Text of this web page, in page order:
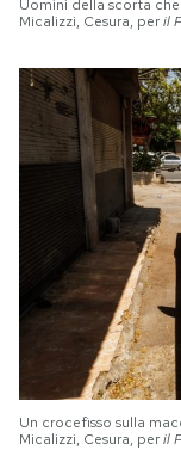
Uomini della scorta
Micalizzi, Cesura, peril
Un crocefisso sulla
Micalizzi, Cesura, peril